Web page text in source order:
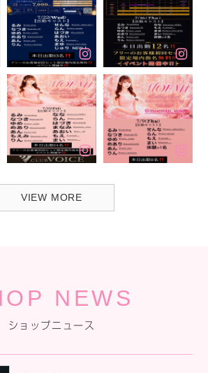
VIEW MORE
NEWS
ショップニュース